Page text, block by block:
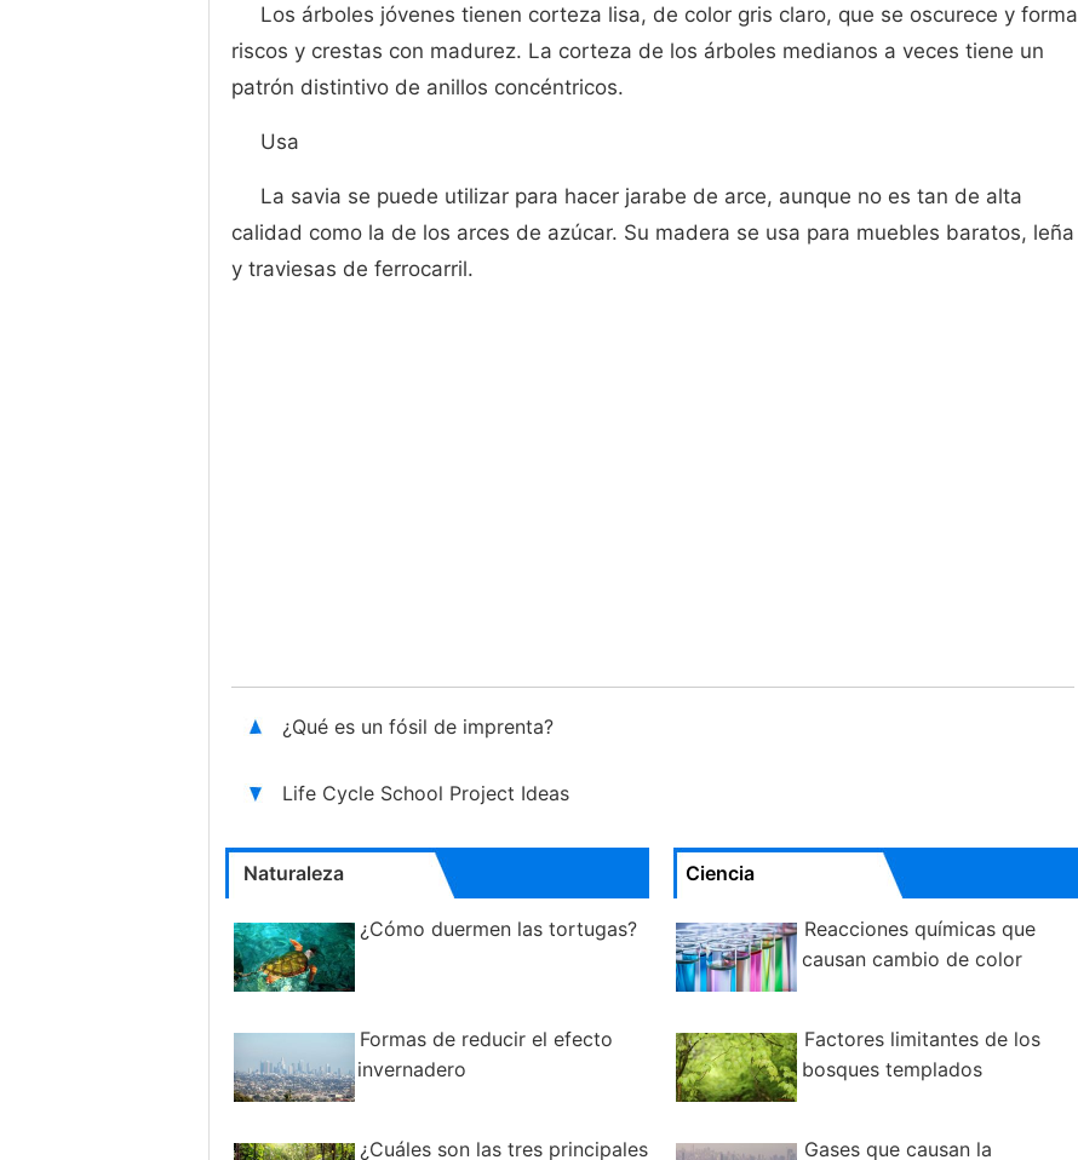
Los árboles jóvenes tienen corteza lisa, de color gris claro, que se oscurece y forma
riscos y crestas con madurez. La corteza de los árboles medianos a veces tiene un
patrón distintivo de anillos concéntricos.
Usa
La savia se puede utilizar para hacer jarabe de arce, aunque no es tan de alta
calidad como la de los arces de azúcar. Su madera se usa para muebles baratos, leña
y traviesas de ferrocarril.
¿Qué es un fósil de imprenta?
Life Cycle School Project Ideas
Naturaleza
¿Cómo duermen las tortugas?
Formas de reducir el efecto
invernadero
¿Cuáles son las tres principales
Ciencia
Reacciones químicas que
causan cambio de color
Factores limitantes de los
bosques templados
Gases que causan la